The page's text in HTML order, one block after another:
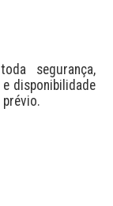
segurança,
disponibilidade